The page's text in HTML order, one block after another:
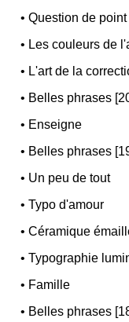
•Question de
• Les couleurs de
• L'art de la
• Belles phrases
• Enseigne
• Belles phrases
• Un peu de tout
•Typo d'amour
•Céramique
•Typographie
• Famille
• Belles phrases